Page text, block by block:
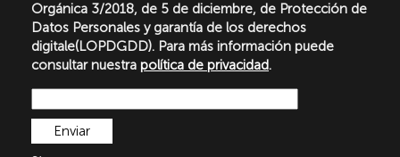
Orgánica 3/2018, de 5 de diciembre, de Protección de
Datos Personales y garantía de los derechos
digitale(LOPDGDD). Para más información puede
consultar nuestra política de privacidad.